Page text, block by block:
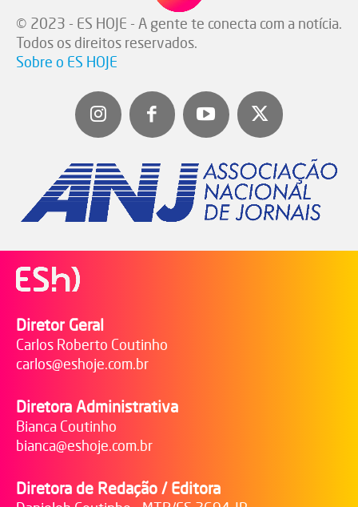
© 2023 - ES HOJE - A gente te conecta com a notícia.
Todos os direitos reservados.
Sobre o ES HOJE
Diretor Geral
Carlos Roberto Coutinho
carlos@eshoje.com.br
Diretora Administrativa
Bianca Coutinho
bianca@eshoje.com.br
Diretora de Redação / Editora